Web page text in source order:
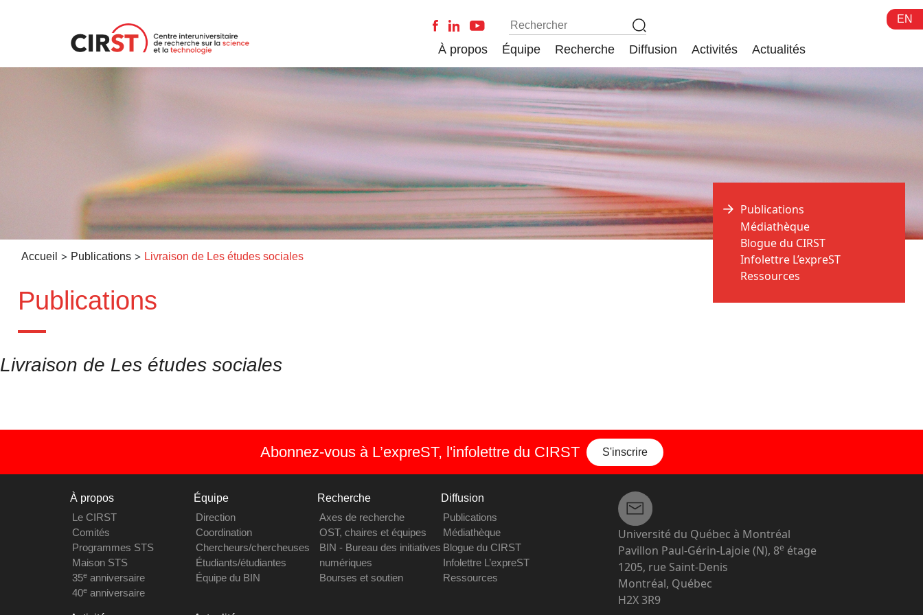
EN
À propos Équipe Recherche Diffusion Activités Actualités
Accueil > Publications > Livraison de Les études sociales
Publications
Publications
Médiathèque
Blogue du CIRST
Infolettre L’expreST
Ressources
Livraison de Les études sociales
Abonnez-vous à L’expreST, l'infolettre du CIRST S'inscrire
À propos
Le CIRST
Comités
Programmes STS
Maison STS
35eanniversaire
40eanniversaire
Équipe
Direction
Coordination
Chercheurs/chercheuses
Étudiants/étudiantes
Équipe du BIN
Recherche
Axes de recherche
OST, chaires et équipes
BIN - Bureau des initiatives
numériques
Bourses et soutien
Diffusion
Publications
Médiathèque
Blogue du CIRST
Infolettre L’expreST
Ressources
Université du Québec à Montréal
Pavillon Paul-Gérin-Lajoie (N), 8e étage
1205, rue Saint-Denis
Montréal, Québec
H2X 3R9